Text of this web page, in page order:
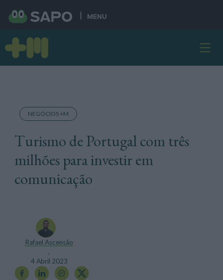
MENU
NEGÓCIOS +M
Turismo de Portugal com três
milhões para investir em
comunicação
Rafael Ascensão
,
4 Abril 2023